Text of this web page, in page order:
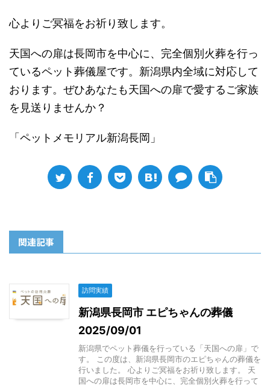
心よりご冥福をお祈り致します。
天国への扉は長岡市を中心に、完全個別火葬を行っ
ているペット葬儀屋です。新潟県内全域に対応して
おります。ぜひあなたも天国への扉で愛するご家族
を見送りませんか？
「ペットメモリアル新潟長岡」
関連記事
訪問実績
新潟県長岡市 エピちゃんの葬儀
2025/09/01
新潟県でペット葬儀を行っている「天国への扉」で
す。 この度は、新潟県長岡市のエピちゃんの葬儀を
行いました。 心よりご冥福をお祈り致します。 天
国への扉は長岡市を中心に、完全個別火葬を行って